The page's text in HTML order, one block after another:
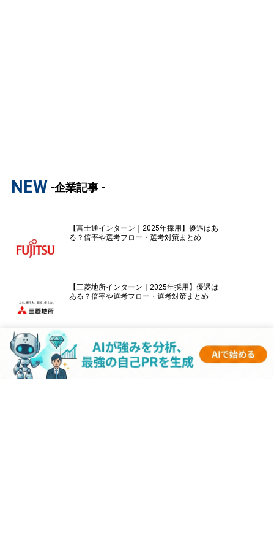
NEW -企業記事 -
【富士通インターン｜2025年採用】優遇はあ
る？倍率や選考フロー・選考対策まとめ
【三菱地所インターン｜2025年採用】優遇は
ある？倍率や選考フロー・選考対策まとめ
【パナソニックインターン｜2025年採用】優
遇はある？倍率や選考フロー・選考対策まと